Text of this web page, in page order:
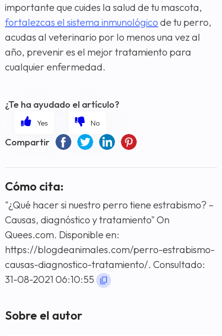
importante que cuides la salud de tu mascota,
fortalezcas el sistema inmunológico de tu perro,
acudas al veterinario por lo menos una vez al
año, prevenir es el mejor tratamiento para
cualquier enfermedad.
¿Te ha ayudado el artículo?
Compartir
Cómo cita:
"¿Qué hacer si nuestro perro tiene estrabismo? –
Causas, diagnóstico y tratamiento" On
Quees.com. Disponible en:
https://blogdeanimales.com/perro-estrabismo-
causas-diagnostico-tratamiento/. Consultado:
31-08-2021 06:10:55
Sobre el autor